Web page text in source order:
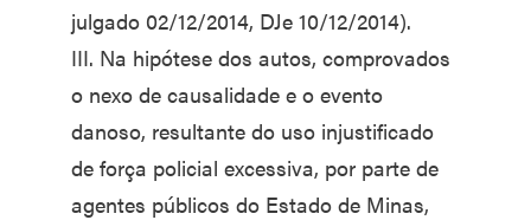
julgado 02/12/2014, DJe 10/12/2014).
III. Na hipótese dos autos, comprovados
o nexo de causalidade e o evento
danoso, resultante do uso injustificado
de força policial excessiva, por parte de
agentes públicos do Estado de Minas,